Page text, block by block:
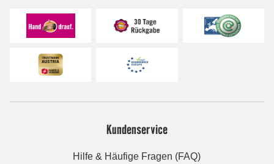
Kundenservice
Hilfe & Häufige Fragen (FAQ)